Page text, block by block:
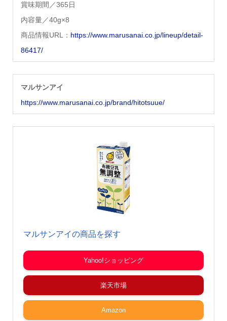
賞味期間／365日
内容量／40g×8
商品情報URL： https://www.marusanai.co.jp/lineup/detail-
86417/
マルサンアイ
https://www.marusanai.co.jp/brand/hitotsuue/
マルサンアイの商品を探す
Yahoo!ショッピング
楽天市場
Amazon